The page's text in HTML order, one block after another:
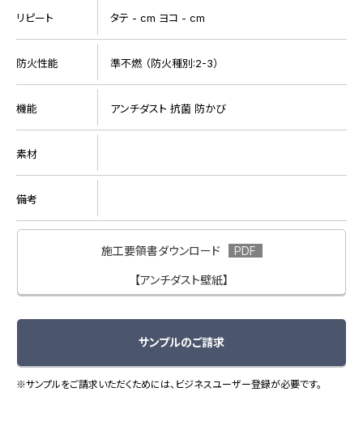
リピート タテ - cm ヨコ - cm
防火性能 準不燃 （防火種別:2-3）
機能 アンチダスト 抗菌 防かび
素材
備考
施工要領書ダウンロード
【アンチダスト壁紙】
サンプルのご請求
※サンプルをご請求いただくためには、ビジネスユーザー登録が必要です。